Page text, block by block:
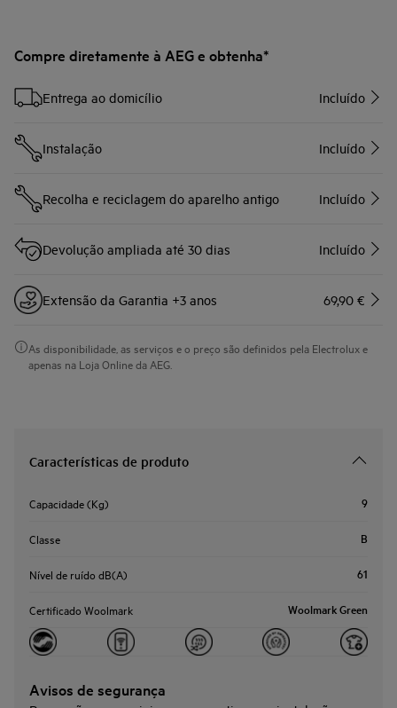
Compre diretamente à AEG e obtenha*
Entrega ao domicílio Incluído
Instalação Incluído
Recolha e reciclagem do aparelho antigo Incluído
Devolução ampliada até 30 dias Incluído
Extensão da Garantia +3 anos 69,90 €
As disponibilidade, as serviços e o preço são definidos pela Electrolux e
apenas na Loja Online da AEG.
Características de produto
Capacidade (Kg) 9
Classe B
Nível de ruído dB(A) 61
Certificado Woolmark Woolmark Green
Avisos de segurança